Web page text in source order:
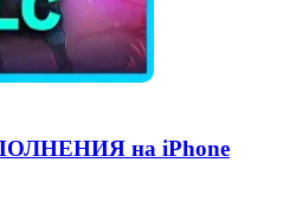
на iPhone